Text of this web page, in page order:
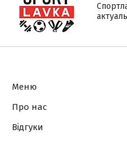
Меню
Про нас
Відгуки